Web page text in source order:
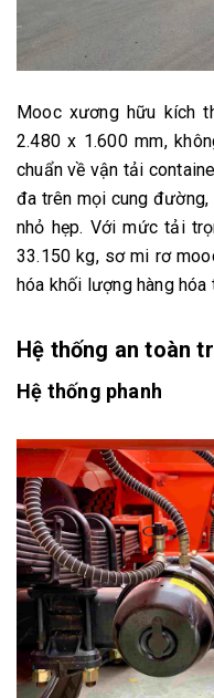
Mooc xương hữu kích
2.480 x 1.600 mm,
chuẩn về vận tải
đa trên mọi cung
nhỏ hẹp. Với mức tải
33.150 kg, sơ mi rơ
hóa khối lượng hàng hóa
Hệ thống an toàn
Hệ thống phanh